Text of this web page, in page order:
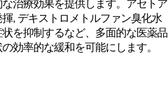
治療効果を提供します。アセトア
, デキストロメトルファン臭化水
を抑制するなど、多面的な医薬品
効率的な緩和を可能にします。